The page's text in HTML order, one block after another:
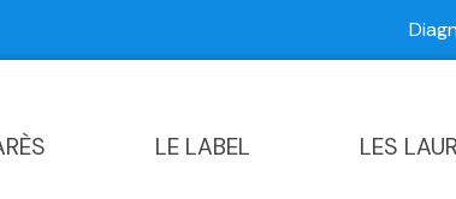
LE LABEL LES